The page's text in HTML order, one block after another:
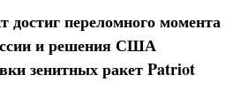
достиг переломного момента
и решения США
зенитных ракет Patriot